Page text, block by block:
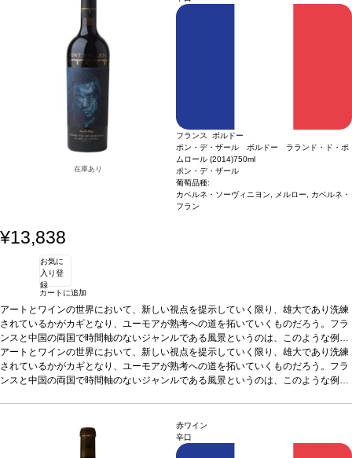
チーズ、赤肉料理と好相性。 葡萄品種
*本ヴィンテージが在庫切れの場合、在庫があり価格が同様の場合は自動的に
次のヴィンテージに変更されます、ご了承ください。
在庫あり
フランス ボルドー
ポン・デ・ザール ボルドー ラランド・ド・ポ
ムロール (2014)750ml
ポン・デ・ザール
葡萄品種:
カベルネ・ソーヴィニヨン, メルロー, カベルネ・
フラン
¥13,838
お気に
入り登
録
カートに追加
アートとワインの世界において、新しい視点を提示していく限り、雄大であり洗練
されているかがカギとなり、ユーモアが熟考への道を拓いていくものだろう。フラ
ンスと中国の両国で時間軸のないジャンルである風景というのは、このような例外
の1つであり、同様に力強さ、ポテンシャル、優れた組成で高く評価され、褒め称
えられるラランド＝ドゥ＝ポムロールにおいても然りである。
お決まりのオルター・エゴ（別の自己）から決別したこの傑作には、風景で想像可
能なほとんど全ての要素が包みこまれている。宮廷絵画に似たこの比類なき芸術作
品には、本物の目利きがうなる同じく優れたワインとペアになる価値がある。
ボルドーの名高い小さなテロワールで、偉大なるポムロール
のアペラシオンからわずかな距離のラランド＝ドゥ＝ポムロールの最良の区画の葡
萄をブレンドして出来た、極上のワイン。濃いチェリー色。赤色と黒色の果物の美
アートとワインの世界において、新しい視点を提示していく限り、雄大であり洗練
されているかがカギとなり、ユーモアが熟考への道を拓いていくものだろう。フラ
ンスと中国の両国で時間軸のないジャンルである風景というのは、このような例外
品には、本物の目利きがうなる同じく優れたワインとペアになる価値がある。
シャトー マルゴーのオーナーであるポール ポンタリエとティエンポン家がブレン
赤ワイン
辛口